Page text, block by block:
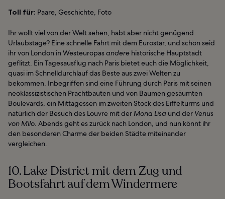
Toll für: Paare, Geschichte, Foto
Ihr wollt viel von der Welt sehen, habt aber nicht genügend
Urlaubstage? Eine schnelle Fahrt mit dem Eurostar, und schon seid
ihr von London in Westeuropasandere historische Hauptstadt
geflitzt. Ein Tagesausflug nach Paris bietet euch die Möglichkeit,
quasi im Schnelldurchlauf das Beste aus zwei Welten zu
bekommen. Inbegriffen sind eine Führung durch Paris mit seinen
neoklassizistischen Prachtbauten und von Bäumen gesäumten
Boulevards, ein Mittagessen im zweiten Stock des Eiffelturms und
natürlich der Besuch des Louvre mit der Mona Lisa und der Venus
von Milo. Abends geht es zurück nach London, und nun könnt ihr
den besonderen Charme der beiden Städte miteinander
vergleichen.
10. Lake District mit dem Zug und
Bootsfahrt auf dem Windermere